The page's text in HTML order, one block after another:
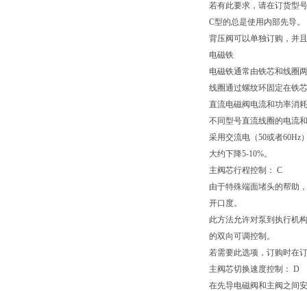
若有此要求，请在订货型
C型的总是使用内部先导。
背压阀可以单独订购，并
电磁铁
电磁铁通常由铁芯和线圈
线圈通过螺纹环固定在铁
直流电磁阀电流和功率消耗
不同型号直流线圈的电流
采用交流电（50或者60Hz
大约下降5-10%。
主阀芯行程控制： C
由于特殊端面堵头的帮助
开口度。
此方法允许对泵到执行机
的双向可调控制。
若需要此选项，订购时在
主阀芯切换速度控制： D
在先导电磁阀和主阀之间